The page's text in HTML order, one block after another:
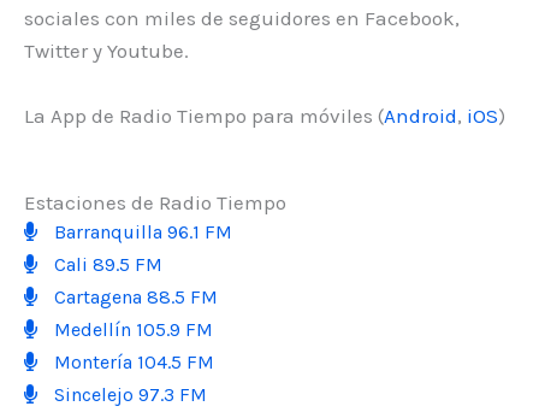
sociales con miles de seguidores en Facebook,
Twitter y Youtube.
La App de Radio Tiempo para móviles (Android, iOS)
Estaciones de Radio Tiempo
Barranquilla 96.1 FM
Cali 89.5 FM
Cartagena 88.5 FM
Medellín 105.9 FM
Montería 104.5 FM
Sincelejo 97.3 FM